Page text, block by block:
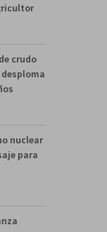
crudo
desploma
nuclear
para